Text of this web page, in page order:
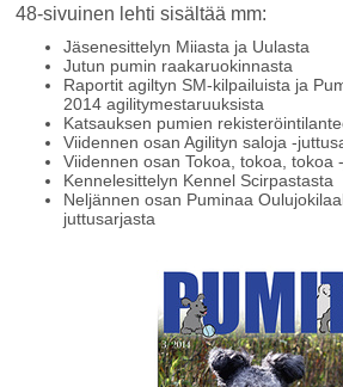
48-sivuinen lehti sisältää mm:
Jäsenesittelyn Miiasta ja Uulasta
Jutun pumin raakaruokinnasta
Raportit agiltyn SM-kilpailuista ja
2014 agilitymestaruuksista
Katsauksen pumien
Viidennen osan Agilityn saloja -
Viidennen osan Tokoa, tokoa, tokoa
Kennelesittelyn Kennel Scirpastasta
Neljännen osan Puminaa
juttusarjasta